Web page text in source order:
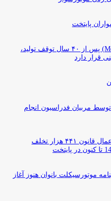
پایتخت
برند قدیمی موربیدلی (Morbidelli) پس از ۴۰ سال توقف تولید،
قرار دارد
مربیان فدراسیون انجام
فاجعه موتورسواری در ایران: اعمال قانون ۴۴۱ هزار تخلف
موتورسیکلت بانوان هنوز آغاز